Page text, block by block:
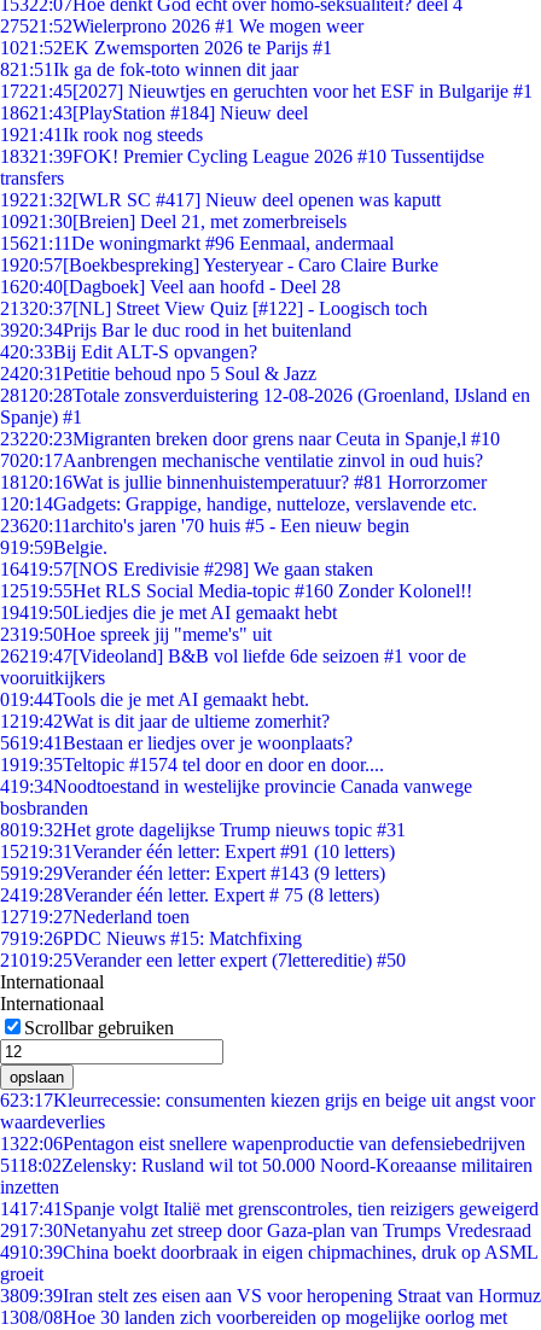
15322:07Hoe denkt God echt over homo-seksualiteit? deel 4
27521:52Wielerprono 2026 #1 We mogen weer
1021:52EK Zwemsporten 2026 te Parijs #1
821:51Ik ga de fok-toto winnen dit jaar
17221:45[2027] Nieuwtjes en geruchten voor het ESF in Bulgarije #1
18621:43[PlayStation #184] Nieuw deel
1921:41Ik rook nog steeds
18321:39FOK! Premier Cycling League 2026 #10 Tussentijdse
transfers
19221:32[WLR SC #417] Nieuw deel openen was kaputt
10921:30[Breien] Deel 21, met zomerbreisels
15621:11De woningmarkt #96 Eenmaal, andermaal
1920:57[Boekbespreking] Yesteryear - Caro Claire Burke
1620:40[Dagboek] Veel aan hoofd - Deel 28
21320:37[NL] Street View Quiz [#122] - Loogisch toch
3920:34Prijs Bar le duc rood in het buitenland
420:33Bij Edit ALT-S opvangen?
2420:31Petitie behoud npo 5 Soul & Jazz
281 20:28Totale zonsverduistering 12-08-2026 (Groenland, IJsland en
Spanje) #1
23220:23Migranten breken door grens naar Ceuta in Spanje,l #10
7020:17Aanbrengen mechanische ventilatie zinvol in oud huis?
181 20:16Wat is jullie binnenhuistemperatuur? #81 Horrorzomer
1 20:14Gadgets: Grappige, handige, nutteloze, verslavende etc.
23620:11archito's jaren '70 huis #5 - Een nieuw begin
919:59Belgie.
16419:57[NOS Eredivisie #298] We gaan staken
12519:55Het RLS Social Media-topic #160 Zonder Kolonel!!
19419:50Liedjes die je met AI gemaakt hebt
2319:50Hoe spreek jij "meme's" uit
26219:47[Videoland] B&B vol liefde 6de seizoen #1 voor de
vooruitkijkers
019:44Tools die je met AI gemaakt hebt.
1219:42Wat is dit jaar de ultieme zomerhit?
5619:41Bestaan er liedjes over je woonplaats?
1919:35Teltopic #1574 tel door en door en door....
419:34Noodtoestand in westelijke provincie Canada vanwege
bosbranden
8019:32Het grote dagelijkse Trump nieuws topic #31
15219:31Verander één letter: Expert #91 (10 letters)
5919:29Verander één letter: Expert #143 (9 letters)
2419:28Verander één letter. Expert # 75 (8 letters)
12719:27Nederland toen
7919:26PDC Nieuws #15: Matchfixing
21019:25Verander een letter expert (7lettereditie) #50
Internationaal
Internationaal
Scrollbar gebruiken
opslaan
623:17Kleurrecessie: consumenten kiezen grijs en beige uit angst voor
waardeverlies
1322:06Pentagon eist snellere wapenproductie van defensiebedrijven
5118:02Zelensky: Rusland wil tot 50.000 Noord-Koreaanse militairen
inzetten
1417:41 Spanje volgt Italië met grenscontroles, tien reizigers geweigerd
2917:30Netanyahu zet streep door Gaza-plan van Trumps Vredesraad
4910:39China boekt doorbraak in eigen chipmachines, druk op ASML
groeit
3809:39Iran stelt zes eisen aan VS voor heropening Straat van Hormuz
1308/08Hoe 30 landen zich voorbereiden op mogelijke oorlog met